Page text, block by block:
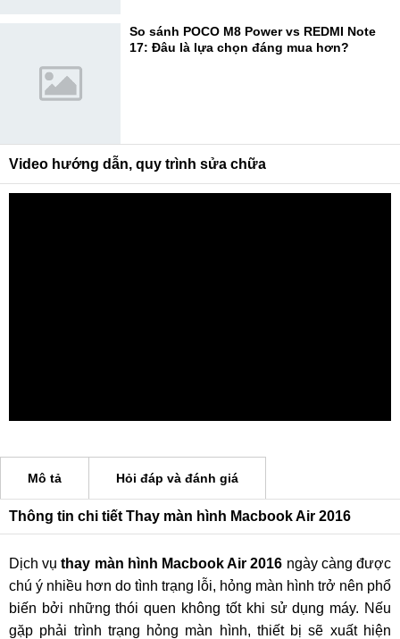
So sánh POCO M8 Power vs REDMI Note
17: Đâu là lựa chọn đáng mua hơn?
Video hướng dẫn, quy trình sửa chữa
Mô tả Hỏi đáp và đánh giá
Thông tin chi tiết Thay màn hình Macbook Air 2016
Dịch vụthay màn hình Macbook Air 2016 ngày càng được
chú ý nhiều hơn do tình trạng lỗi, hỏng màn hình trở nên phổ
biến bởi những thói quen không tốt khi sử dụng máy. Nếu
gặp phải trình trạng hỏng màn hình, thiết bị sẽ xuất hiện